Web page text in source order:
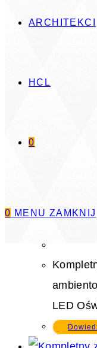
ARCHITEKCI
HCL
0
0 MENU ZAMKNIJ
LED